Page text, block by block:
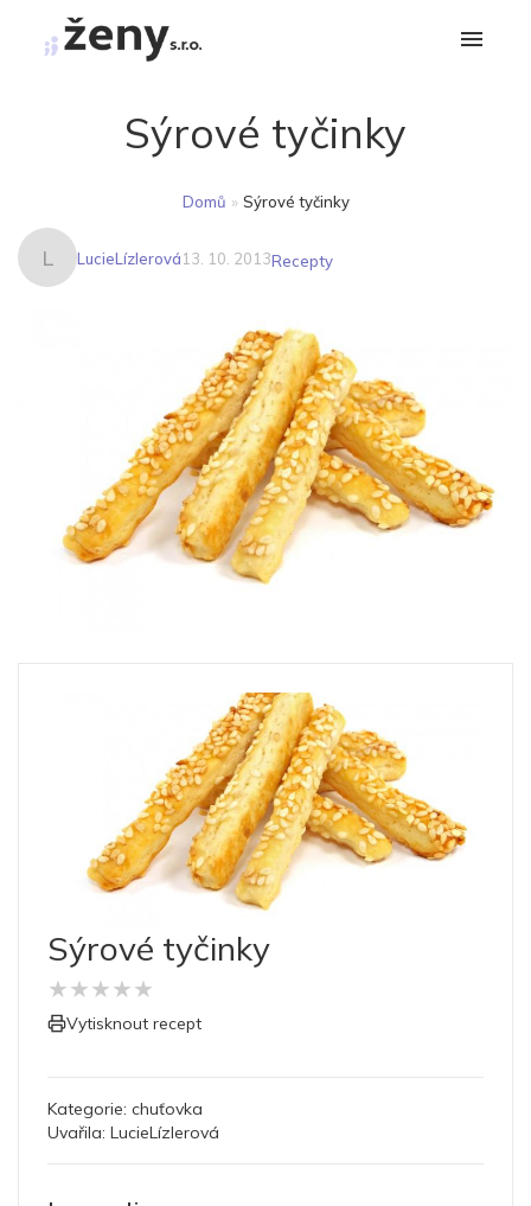
Sýrové tyčinky
Domů » Sýrové tyčinky
L LucieLízlerová13. 10. 2013Recepty
Sýrové tyčinky
★★★★★
Vytisknout recept
Kategorie: chuťovka
Uvařila: LucieLízlerová